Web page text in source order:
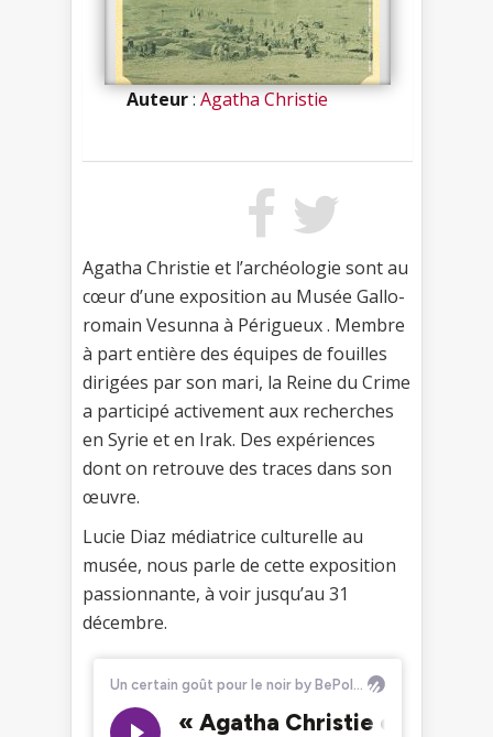
Auteur:Agatha Christie
Agatha Christie et l’archéologie sont au
cœur d’une exposition au Musée Gallo-
romain Vesunna à Périgueux . Membre
à part entière des équipes de fouilles
dirigées par son mari, la Reine du Crime
a participé activement aux recherches
en Syrie et en Irak. Des expériences
dont on retrouve des traces dans son
œuvre.
Lucie Diaz médiatrice culturelle au
musée, nous parle de cette exposition
passionnante, à voir jusqu’au 31
décembre.